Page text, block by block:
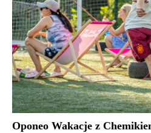
Oponeo Wakacje z